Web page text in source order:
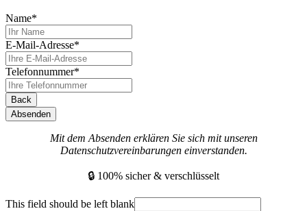
Name*
E-Mail-Adresse*
Telefonnummer*
Back
Absenden
Mit dem Absenden erklären Sie sich mit unseren
Datenschutzvereinbarungen einverstanden.
🔒 100% sicher & verschlüsselt
This field should be left blank